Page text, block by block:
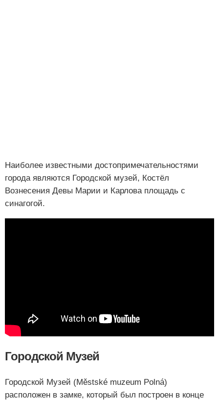
Наиболее известными достопримечательностями
города являются Городской музей, Костёл
Вознесения Девы Марии и Карлова площадь с
синагогой.
Городской Музей
Городской Музей (Městské muzeum Polná)
расположен в замке, который был построен в конце